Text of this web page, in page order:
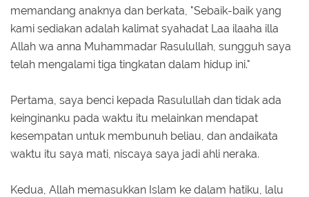
memandang anaknya dan berkata, "Sebaik-baik yang
kami sediakan adalah kalimat syahadat Laa ilaaha illa
Allah wa anna Muhammadar Rasulullah, sungguh saya
telah mengalami tiga tingkatan dalam hidup ini."
Pertama, saya benci kepada Rasulullah dan tidak ada
keinginanku pada waktu itu melainkan mendapat
kesempatan untuk membunuh beliau, dan andaikata
waktu itu saya mati, niscaya saya jadi ahli neraka.
Kedua, Allah memasukkan Islam ke dalam hatiku, lalu